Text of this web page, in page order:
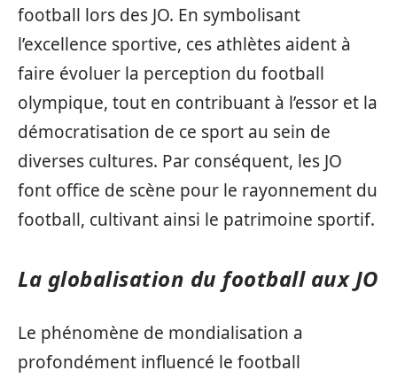
football lors des JO. En symbolisant
l’excellence sportive, ces athlètes aident à
faire évoluer la perception du football
olympique, tout en contribuant à l’essor et la
démocratisation de ce sport au sein de
diverses cultures. Par conséquent, les JO
font office de scène pour le rayonnement du
football, cultivant ainsi le patrimoine sportif.
La globalisation du football aux JO
Le phénomène de mondialisation a
profondément influencé le football